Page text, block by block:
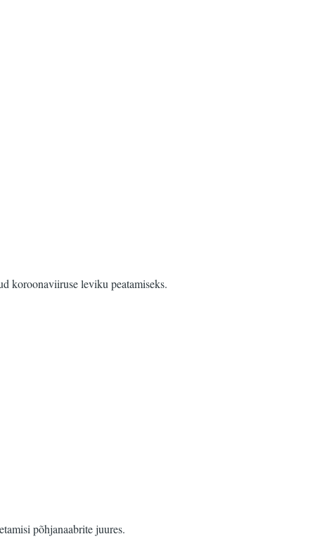
koroonaviiruse leviku peatamiseks.
põhjanaabrite juures.